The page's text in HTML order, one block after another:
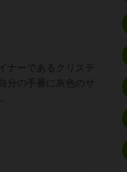
ナーであるクリステ
分の手番に灰色のサ